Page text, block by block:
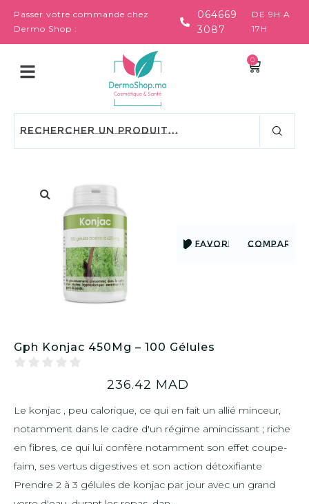
Passer votre commande chez
Dermo Shop :
064669
3087
DE 9H A
17H
0
FAVORIS COMPARER
Gph Konjac 450Mg – 100 Gélules
236.42 MAD
Le konjac , peu calorique, ce qui en fait un allié minceur,
notamment dans le cadre d'un régime amincissant ; riche
en fibres, ce qui lui confère notamment son effet coupe-
faim, ses vertus digestives et son action détoxifiante
Prendre 2 à 3 gélules de konjac par jour avec un grand